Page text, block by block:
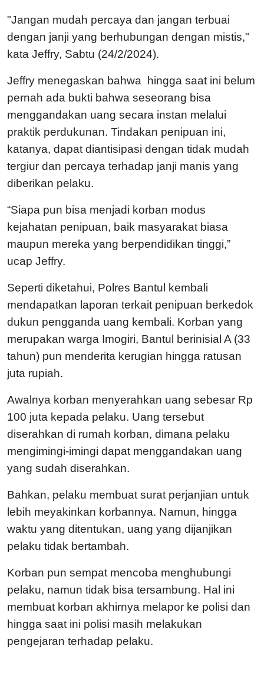
"Jangan mudah percaya dan jangan terbuai
dengan janji yang berhubungan dengan mistis,"
kata Jeffry, Sabtu (24/2/2024).
Jeffry menegaskan bahwa hingga saat ini belum
pernah ada bukti bahwa seseorang bisa
menggandakan uang secara instan melalui
praktik perdukunan. Tindakan penipuan ini,
katanya, dapat diantisipasi dengan tidak mudah
tergiur dan percaya terhadap janji manis yang
diberikan pelaku.
“Siapa pun bisa menjadi korban modus
kejahatan penipuan, baik masyarakat biasa
maupun mereka yang berpendidikan tinggi,”
ucap Jeffry.
Seperti diketahui, Polres Bantul kembali
mendapatkan laporan terkait penipuan berkedok
dukun pengganda uang kembali. Korban yang
merupakan warga Imogiri, Bantul berinisial A (33
tahun) pun menderita kerugian hingga ratusan
juta rupiah.
Awalnya korban menyerahkan uang sebesar Rp
100 juta kepada pelaku. Uang tersebut
diserahkan di rumah korban, dimana pelaku
mengimingi-imingi dapat menggandakan uang
yang sudah diserahkan.
Bahkan, pelaku membuat surat perjanjian untuk
lebih meyakinkan korbannya. Namun, hingga
waktu yang ditentukan, uang yang dijanjikan
pelaku tidak bertambah.
Korban pun sempat mencoba menghubungi
pelaku, namun tidak bisa tersambung. Hal ini
membuat korban akhirnya melapor ke polisi dan
hingga saat ini polisi masih melakukan
pengejaran terhadap pelaku.